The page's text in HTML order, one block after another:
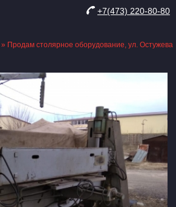
+7(473) 220-80-80
» Продам столярное оборудование, ул. Остужева